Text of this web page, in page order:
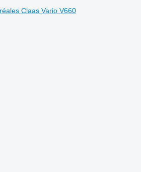
Claas Vario V660